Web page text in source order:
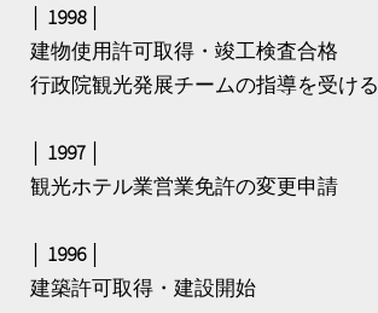
│ 1998 │
建物使用許可取得・竣工検査合格
行政院観光発展チームの指導を受ける
│ 1997 │
観光ホテル業営業免許の変更申請
│ 1996 │
建築許可取得・建設開始